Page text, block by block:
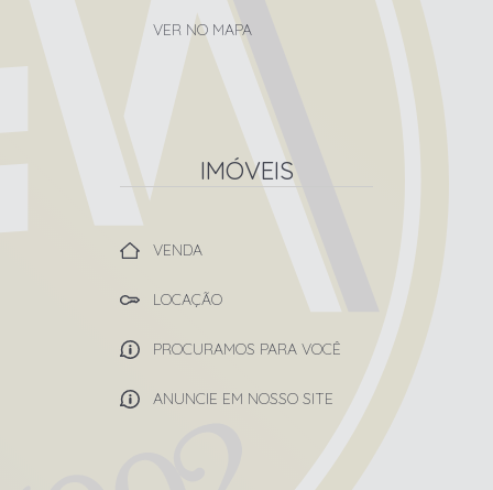
VER NO MAPA
IMÓVEIS
VENDA
LOCAÇÃO
PROCURAMOS PARA VOCÊ
ANUNCIE EM NOSSO SITE